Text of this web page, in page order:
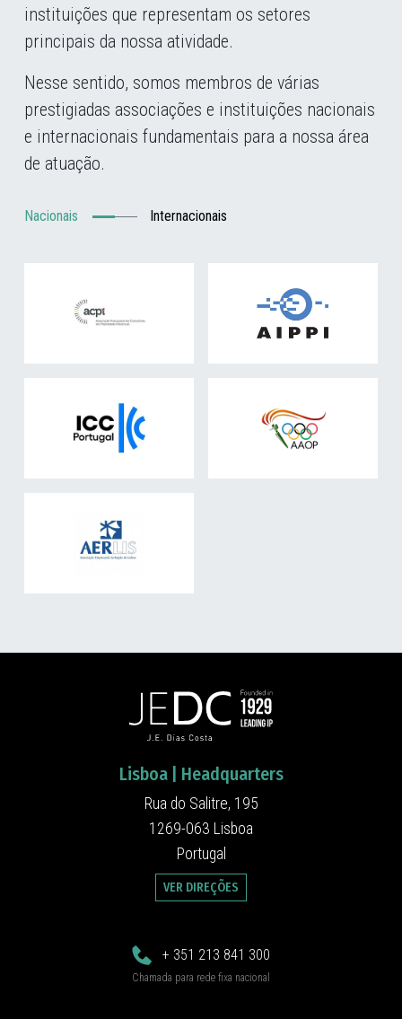
instituições que representam os setores
principais da nossa atividade.
Nesse sentido, somos membros de várias
prestigiadas associações e instituições nacionais
e internacionais fundamentais para a nossa área
de atuação.
Nacionais Internacionais
Lisboa | Headquarters
Rua do Salitre, 195
1269-063 Lisboa
Portugal
VER DIREÇÕES
+ 351 213 841 300
Chamada para rede fixa nacional